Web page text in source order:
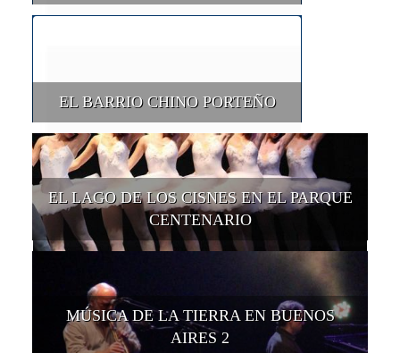
EL BARRIO CHINO PORTEÑO
EL LAGO DE LOS CISNES EN EL PARQUE
CENTENARIO
MÚSICA DE LA TIERRA EN BUENOS
AIRES 2